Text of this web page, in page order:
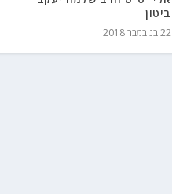
ביטון
22 בנובמבר 2018